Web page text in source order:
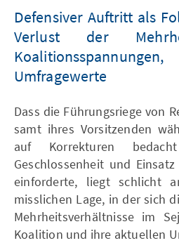
Defensiver Auftritt als
Verlust der
Umfragewerte
Dass die Führungsriege von
samt ihres Vorsitzenden
auf Korrekturen
Geschlossenheit und
einforderte, liegt schlicht
misslichen Lage, in der sich
Mehrheitsverhältnisse im
Koalition und ihre aktuellen